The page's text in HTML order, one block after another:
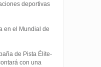
deportivas
en el Mundial de
de Pista Élite-
con una